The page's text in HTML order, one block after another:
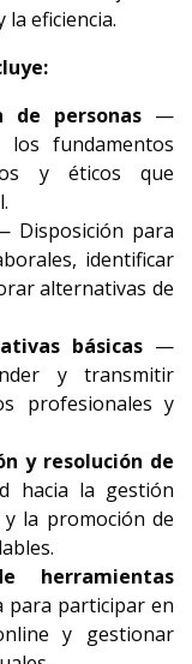
eficiencia.
personas—
fundamentos
y éticos que
Disposición para
identificar
alternativas de
básicas —
y transmitir
profesionales y
y resolución de
hacia la gestión
y la promoción de
herramientas
para participar en
y gestionar